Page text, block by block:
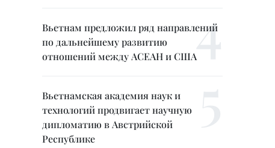
Вьетнам предложил ряд направлений
по дальнейшему развитию
отношений между АСЕАН и США
Вьетнамская академия наук и
технологий продвигает научную
дипломатию в Австрийской
Республике